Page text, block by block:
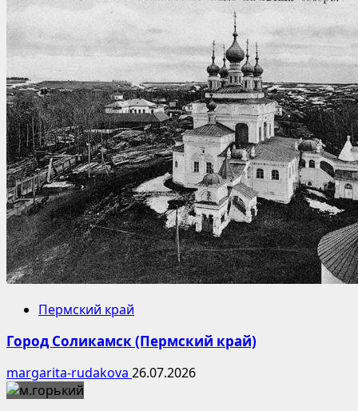
Пермский край
Город Соликамск (Пермский край)
margarita-rudakova 26.07.2026